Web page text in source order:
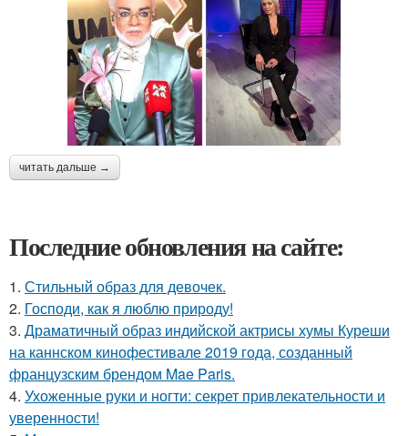
читать дальше →
Последние обновления на сайте:
1. Стильный образ для девочек.
2. Господи, как я люблю природу!
3. Драматичный образ индийской актрисы хумы Куреши
на каннском кинофестивале 2019 года, созданный
французским брендом Mae Paris.
4. Ухоженные руки и ногти: секрет привлекательности и
уверенности!